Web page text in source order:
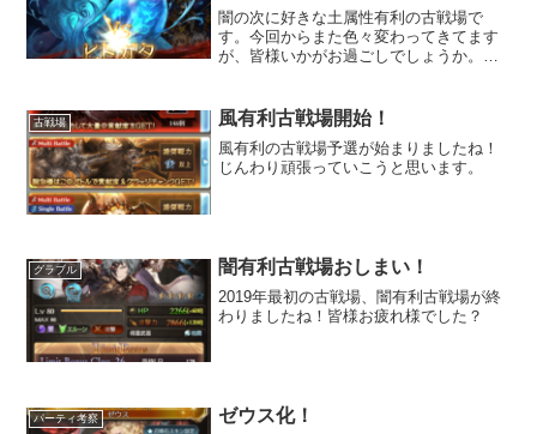
闇の次に好きな土属性有利の古戦場で
す。今回からまた色々変わってきてます
が、皆様いかがお過ごしでしょうか。わ
古戦場 風有利古戦場開始！
風有利の古戦場予選が始まりましたね！
じんわり頑張っていこうと思います。
グラブル 闇有利古戦場おしまい！
2019年最初の古戦場、闇有利古戦場が終
わりましたね！皆様お疲れ様でした？
パーティ考察 ゼウス化！